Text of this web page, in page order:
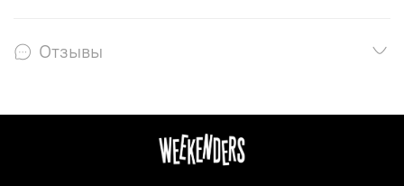
Отзывы